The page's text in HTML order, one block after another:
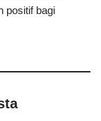
positif bagi